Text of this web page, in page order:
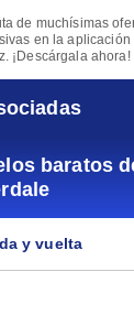
de muchísimas
en la aplicación
¡Descárgala ahora!
baratos
y vuelta